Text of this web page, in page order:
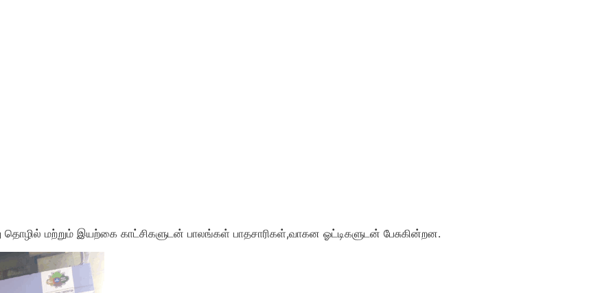
மற்றும் இயற்கை காட்சிகளுடன் பாலங்கள் பாதசாரிகள்,வாகன ஓட்டிகளுடன் பேசுகின்றன.